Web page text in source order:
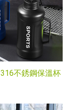
316不銹鋼保溫杯